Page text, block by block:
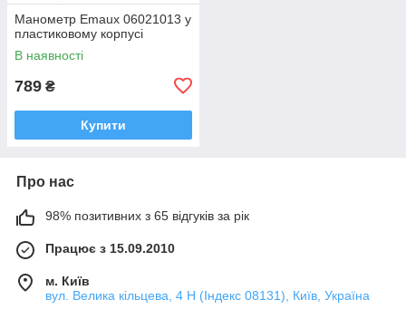
Манометр Emaux 06021013 у
пластиковому корпусі
В наявності
789 ₴
Купити
Про нас
98% позитивних з 65 відгуків за рік
Працює з 15.09.2010
м. Київ
вул. Велика кільцева, 4 Н (Індекс 08131), Київ, Україна